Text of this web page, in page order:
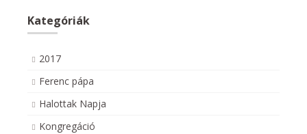
Kategóriák
2017
Ferenc pápa
Halottak Napja
Kongregáció